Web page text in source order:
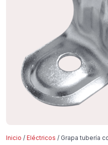
Inicio / Eléctricos / Grapa tubería